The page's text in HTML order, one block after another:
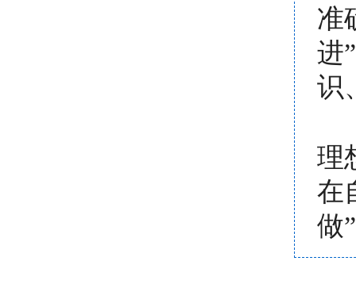
准
进
识
理
在
做